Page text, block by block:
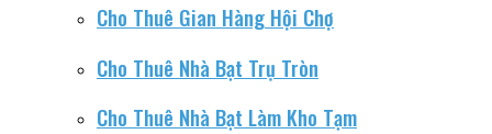
Cho Thuê Gian Hàng Hội Chợ
Cho Thuê Nhà Bạt Trụ Tròn
Cho Thuê Nhà Bạt Làm Kho Tạm